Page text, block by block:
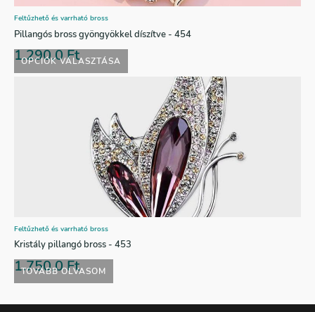
OPCIÓK VÁLASZTÁSA
Feltűzhető és varrható bross
Pillangós bross gyöngyökkel díszítve - 454
1.290,0Ft
TOVÁBB OLVASOM
Feltűzhető és varrható bross
Kristály pillangó bross - 453
1.750,0Ft